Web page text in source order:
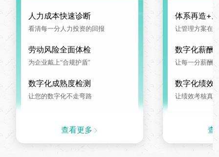
人力成本快速诊断
看清每一分人力投资的回报
劳动风险全面体检
为企业戴上“合规护盾”
数字化成熟度检测
让您的数字化不走弯路
查看更多
体系再造+
让管理方案在
数字化薪酬
让每一分薪酬
数字化绩效
让绩效考核真
查